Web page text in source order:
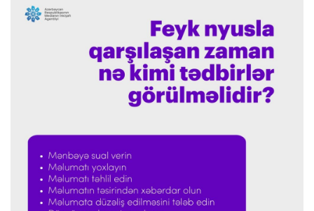
İngiltərə P.L.
Arteta “Arsenal”ın məğlubiyyətindən danışdı
“Portu” doğma meydanda qalib gəldi
Formula-1
Verstappen Niderland Qran-prisinin "Formula-
1"ə qayıdışından danışdı